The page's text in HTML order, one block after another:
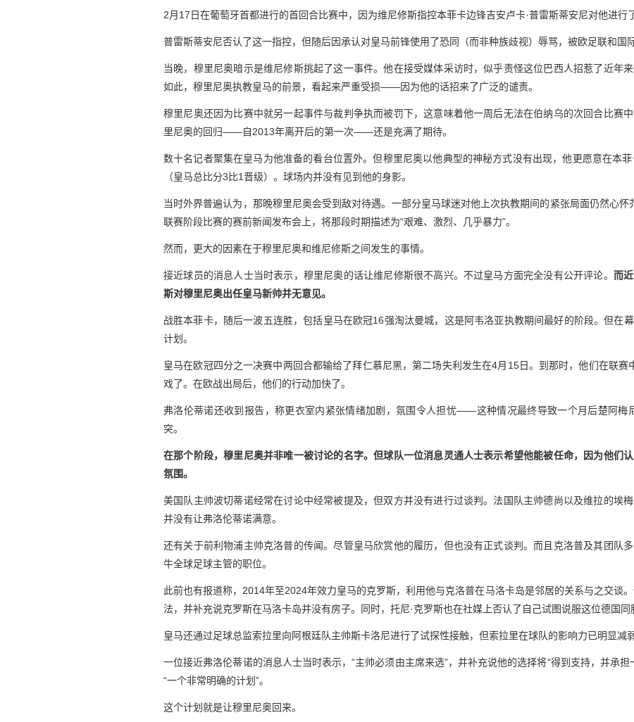
2月17日在葡萄牙首都进行的首回合比赛中，因为维尼修斯指控本菲卡边锋吉安卢卡·普雷斯蒂安尼对他进行
普雷斯蒂安尼否认了这一指控，但随后因承认对皇马前锋使用了恐同（而非种族歧视）辱骂，被欧足联和国
当晚，穆里尼奥暗示是维尼修斯挑起了这一事件。他在接受媒体采访时，似乎责怪这位巴西人招惹了近年
如此，穆里尼奥执教皇马的前景，看起来严重受损——因为他的话招来了广泛的谴责。
穆里尼奥还因为比赛中就另一起事件与裁判争执而被罚下，这意味着他一周后无法在伯纳乌的次回合比赛
里尼奥的回归——自2013年离开后的第一次——还是充满了期待。
数十名记者聚集在皇马为他准备的看台位置外。但穆里尼奥以他典型的神秘方式没有出现，他更愿意在本
（皇马总比分3比1晋级）。球场内并没有见到他的身影。
当时外界普遍认为，那晚穆里尼奥会受到敌对待遇。一部分皇马球迷对他上次执教期间的紧张局面仍然心
联赛阶段比赛的赛前新闻发布会上，将那段时期描述为“艰难、激烈、几乎暴力”。
然而，更大的因素在于穆里尼奥和维尼修斯之间发生的事情。
接近球员的消息人士当时表示，穆里尼奥的话让维尼修斯很不高兴。不过皇马方面完全没有公开评论。 而
斯对穆里尼奥出任皇马新帅并无意见。
战胜本菲卡，随后一波五连胜，包括皇马在欧冠16强淘汰曼城，这是阿韦洛亚执教期间最好的阶段。但在
计划。
皇马在欧冠四分之一决赛中两回合都输给了拜仁慕尼黑，第二场失利发生在4月15日。到那时，他们在联赛
戏了。在欧战出局后，他们的行动加快了。
弗洛伦蒂诺还收到报告，称更衣室内紧张情绪加剧，氛围令人担忧——这种情况最终导致一个月后楚阿梅
突。
在那个阶段，穆里尼奥并非唯一被讨论的名字。但球队一位消息灵通人士表示希望他能被任命，因为他们
氛围。
美国队主帅波切蒂诺经常在讨论中经常被提及，但双方并没有进行过谈判。法国队主帅德尚以及维拉的埃
并没有让弗洛伦蒂诺满意。
还有关于前利物浦主帅克洛普的传闻。尽管皇马欣赏他的履历，但也没有正式谈判。而且克洛普及其团队
牛全球足球主管的职位。
此前也有报道称，2014年至2024年效力皇马的克罗斯，利用他与克洛普在马洛卡岛是邻居的关系与之交谈
法，并补充说克罗斯在马洛卡岛并没有房子。同时，托尼·克罗斯也在社媒上否认了自己试图说服这位德国同
皇马还通过足球总监索拉里向阿根廷队主帅斯卡洛尼进行了试探性接触，但索拉里在球队的影响力已明显减弱
一位接近弗洛伦蒂诺的消息人士当时表示，“主帅必须由主席来选”，并补充说他的选择将“得到支持，并承
“一个非常明确的计划”。
这个计划就是让穆里尼奥回来。